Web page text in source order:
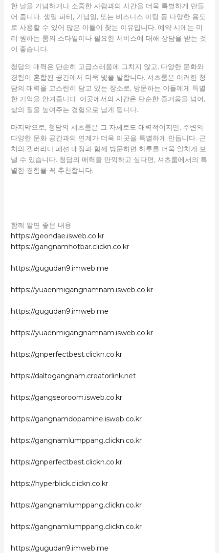
한 날을 기념하거나 소중한 사람과의 시간을 더욱 특별하게 만들
어 줍니다. 생일 파티, 기념일, 또는 비즈니스 미팅 등 다양한 용도
로 사용할 수 있어 많은 이들이 찾는 이유입니다. 예약 시에는 미
리 원하는 룸의 스타일이나 필요한 서비스에 대해 상담을 받는 것
이 좋습니다.
청담의 매력은 단순히 고급스러움에 그치지 않고, 다양한 문화와
경험이 혼합된 공간에서 더욱 빛을 발합니다. 셔츠룸은 이러한 청
담의 매력을 고스란히 담고 있는 장소로, 방문하는 이들에게 특별
한 기억을 안겨줍니다. 이곳에서의 시간은 단순한 즐거움을 넘어,
삶의 질을 높여주는 경험으로 남게 됩니다.
마지막으로, 청담의 셔츠룸은 그 자체로도 매력적이지만, 주변의
다양한 문화 공간과의 연계가 더욱 이곳을 특별하게 만듭니다. 근
처의 갤러리나 패션 매장과 함께 방문하면 하루를 더욱 알차게 보
낼 수 있습니다. 청담의 매력을 만끽하고 싶다면, 셔츠룸에서의 특
별한 경험을 꼭 추천합니다.
함께 알면 좋은 내용
https://geondae.isweb.co.kr
https://gangnamhotbar.clickn.co.kr
https://gugudan9.imweb.me
https://yuaenmigangnamnam.isweb.co.kr
https://gugudan9.imweb.me
https://yuaenmigangnamnam.isweb.co.kr
https://gnperfectbest.clickn.co.kr
https://daltogangnam.creatorlink.net
https://gangseoroom.isweb.co.kr
https://gangnamdopamine.isweb.co.kr
https://gangnamlumppang.clickn.co.kr
https://gnperfectbest.clickn.co.kr
https://hyperblick.clickn.co.kr
https://gangnamlumppang.clickn.co.kr
https://gangnamlumppang.clickn.co.kr
https://gugudan9.imweb.me